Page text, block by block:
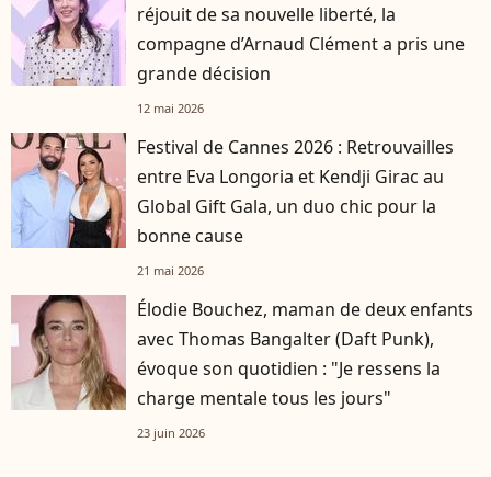
réjouit de sa nouvelle liberté, la
compagne d’Arnaud Clément a pris une
grande décision
12 mai 2026
Festival de Cannes 2026 : Retrouvailles
entre Eva Longoria et Kendji Girac au
Global Gift Gala, un duo chic pour la
bonne cause
21 mai 2026
Élodie Bouchez, maman de deux enfants
avec Thomas Bangalter (Daft Punk),
évoque son quotidien : "Je ressens la
charge mentale tous les jours"
23 juin 2026